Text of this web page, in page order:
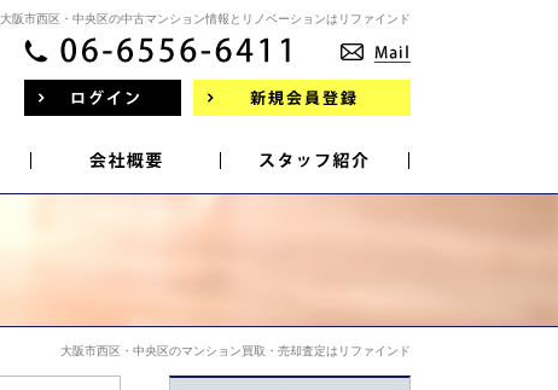
大阪市西区・中央区の中古マンション情報とリノベーションはリファインド
大阪市西区・中央区のマンション買取・売却査定はリファインド